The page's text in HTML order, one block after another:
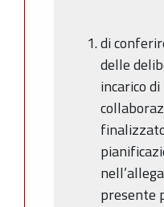
di
delle
incarico
presente